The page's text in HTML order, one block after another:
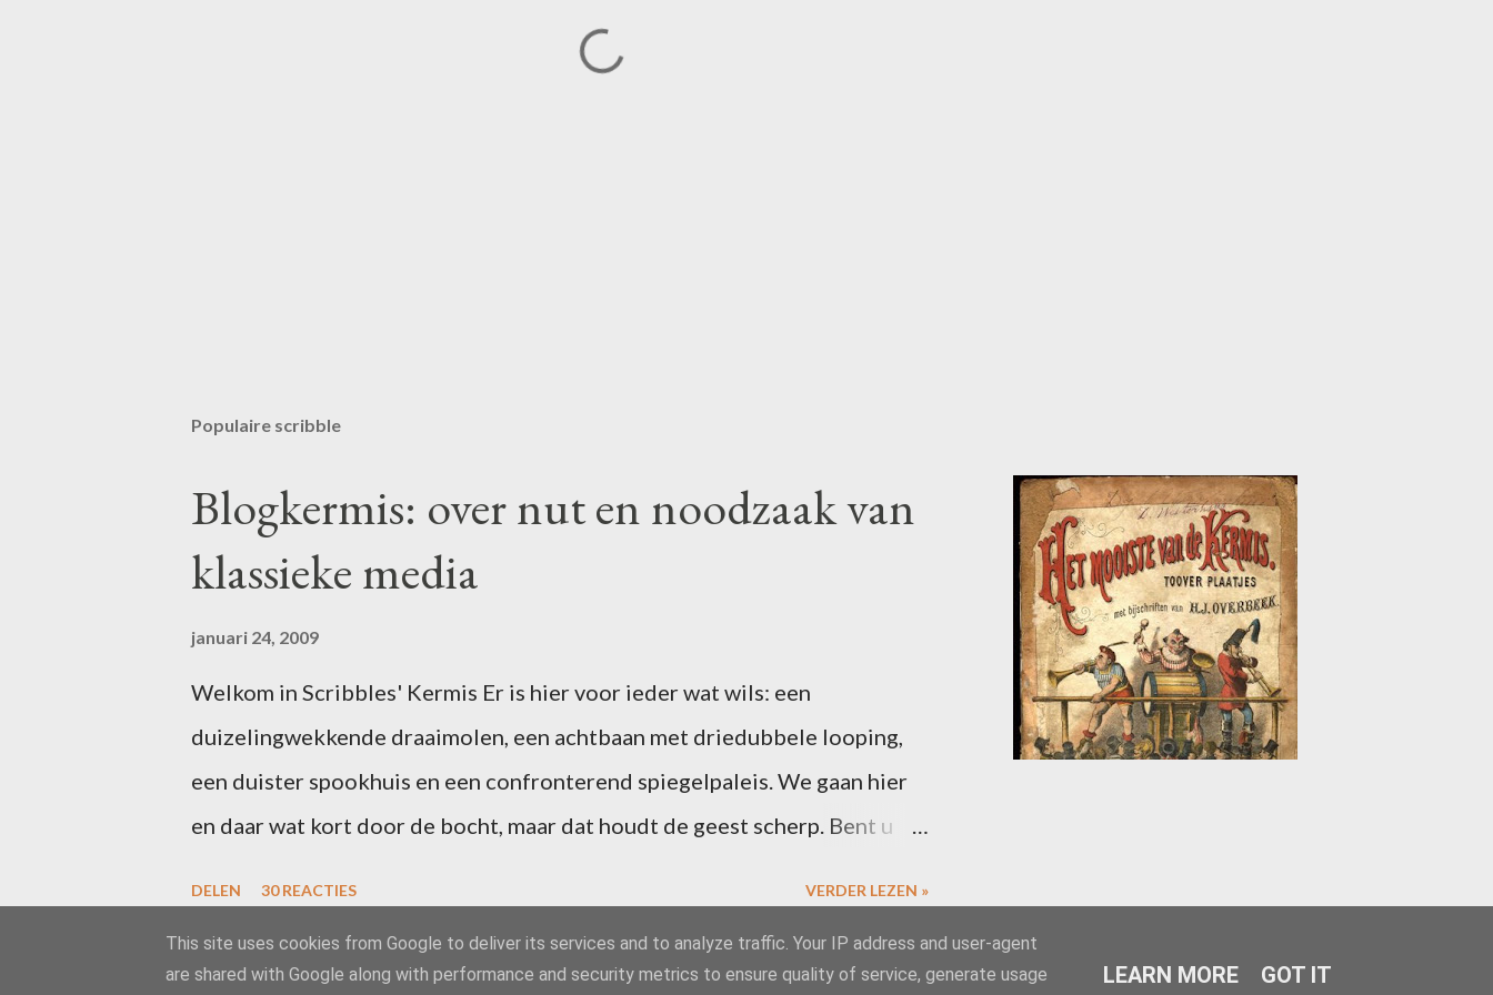
Populaire scribble
Blogkermis: over nut en noodzaak van
klassieke media
januari 24, 2009
Welkom in Scribbles' Kermis Er is hier voor ieder wat wils: een
duizelingwekkende draaimolen, een achtbaan met driedubbele looping,
een duister spookhuis en een confronterend spiegelpaleis. We gaan hier
en daar wat kort door de bocht, maar dat houdt de geest scherp. Bent u
in één of meer van de attracties. Vergeet niet te linken naar deze post, dan
zal ik uw ideeën toevoegen aan de slotcarousel. Alle riemen vast? Dan
DELEN 30 REACTIES VERDER LEZEN »
Mogelijk gemaakt door Blogger
This site uses cookies from Google to deliver its services and to analyze traffic. Your IP address and user-agent
are shared with Google along with performance and security metrics to ensure quality of service, generate usage
LEARN MORE GOT IT